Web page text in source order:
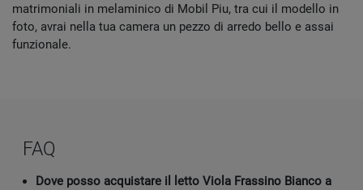
matrimoniali in melaminico di Mobil Piu, tra cui il modello in
foto, avrai nella tua camera un pezzo di arredo bello e assai
funzionale.
FAQ
Dove posso acquistare il letto Viola Frassino Bianco a